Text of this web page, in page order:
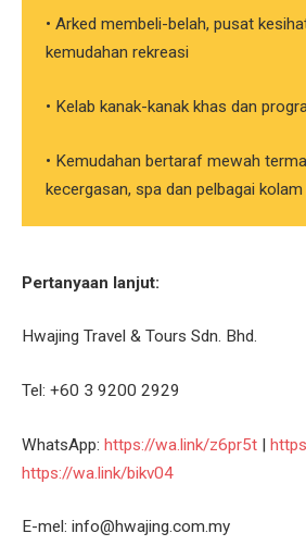
• Arked membeli-belah, pusat
kemudahan rekreasi
• Kelab kanak-kanak khas dan
• Kemudahan bertaraf mewah
kecergasan, spa dan pelbagai kolam
Pertanyaan lanjut:
Hwajing Travel & Tours Sdn. Bhd.
Tel: +60 3 9200 2929
WhatsApp: https://wa.link/z6pr5t |
https://wa.link/bikv04
E-mel: info@hwajing.com.my